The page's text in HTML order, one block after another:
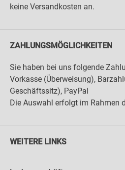
keine Versandkosten an.
ZAHLUNGSMÖGLICHKEITEN
Sie haben bei uns folgende
Vorkasse (Überweisung),
Geschäftssitz), PayPal
Die Auswahl erfolgt im Rahmen
WEITERE LINKS